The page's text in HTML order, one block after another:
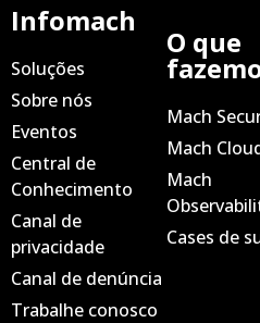
Infomach
Soluções
Sobre nós
Eventos
Central de
Conhecimento
Canal de
privacidade
Canal de denúncia
Trabalhe conosco
O que
Mach
Mach
Mach
Cases de